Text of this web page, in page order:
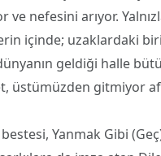
nefesini arıyor.
içinde; uzaklardaki
geldiği halle
üstümüzden gitmiyor
bestesi, Yanmak Gibi